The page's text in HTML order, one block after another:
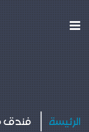
الرئيسة فندق